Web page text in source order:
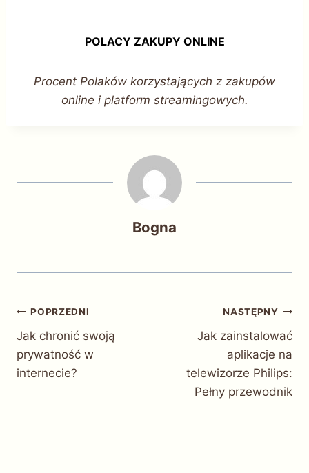
POLACY ZAKUPY ONLINE
Procent Polaków korzystających z zakupów
online i platform streamingowych.
Bogna
Nawigacja
wpisu
POPRZEDNI
Jak chronić swoją
prywatność w
internecie?
NASTĘPNY
Jak zainstalować
aplikacje na
telewizorze Philips:
Pełny przewodnik